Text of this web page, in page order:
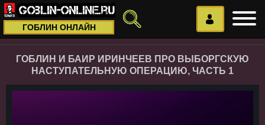
ГОБЛИН ОНЛАЙН
ГОБЛИН И БАИР ИРИНЧЕЕВ ПРО ВЫБОРГСКУЮ
НАСТУПАТЕЛЬНУЮ ОПЕРАЦИЮ, ЧАСТЬ 1